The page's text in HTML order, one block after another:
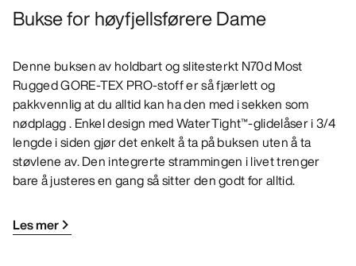
Bukse for høyfjellsførere Dame
Denne buksen av holdbart og slitesterkt N70d Most
Rugged GORE-TEX PRO-stoff er så fjærlett og
pakkvennlig at du alltid kan ha den med i sekken som
nødplagg . Enkel design med WaterTight™-glidelåser i 3/4
lengde i siden gjør det enkelt å ta på buksen uten å ta
støvlene av. Den integrerte strammingen i livet trenger
bare å justeres en gang så sitter den godt for alltid.
Les mer